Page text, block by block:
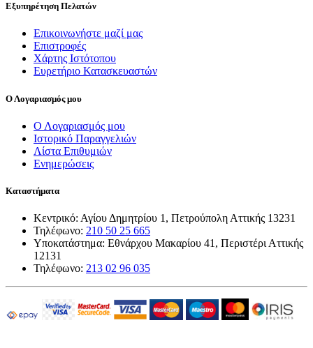
Εξυπηρέτηση Πελατών
Επικοινωνήστε μαζί μας
Επιστροφές
Χάρτης Ιστότοπου
Ευρετήριο Κατασκευαστών
Ο Λογαριασμός μου
Ο Λογαριασμός μου
Ιστορικό Παραγγελιών
Λίστα Επιθυμιών
Ενημερώσεις
Καταστήματα
Κεντρικό: Αγίου Δημητρίου 1, Πετρούπολη Αττικής 13231
Τηλέφωνο: 210 50 25 665
Υποκατάστημα: Εθνάρχου Μακαρίου 41, Περιστέρι Αττικής
12131
Τηλέφωνο: 213 02 96 035